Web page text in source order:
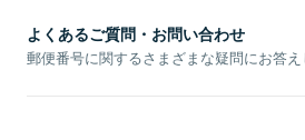
よくあるご質問・お問い合わせ
郵便番号に関するさまざまな疑問にお答え